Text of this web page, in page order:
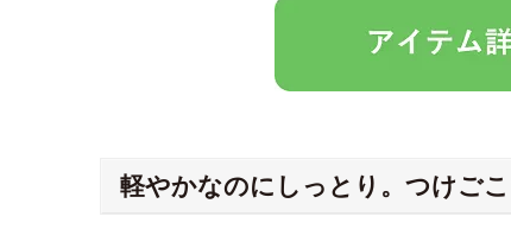
軽やかなのにしっとり。つけご